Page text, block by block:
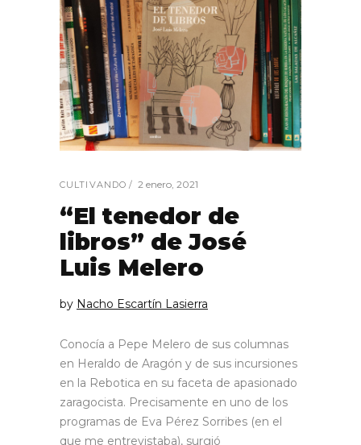
CULTIVANDO 2 enero, 2021
“El tenedor de
libros” de José
Luis Melero
by Nacho Escartín Lasierra
Conocía a Pepe Melero de sus columnas
en Heraldo de Aragón y de sus incursiones
en la Rebotica en su faceta de apasionado
zaragocista. Precisamente en uno de los
programas de Eva Pérez Sorribes (en el
que me entrevistaba), surgió